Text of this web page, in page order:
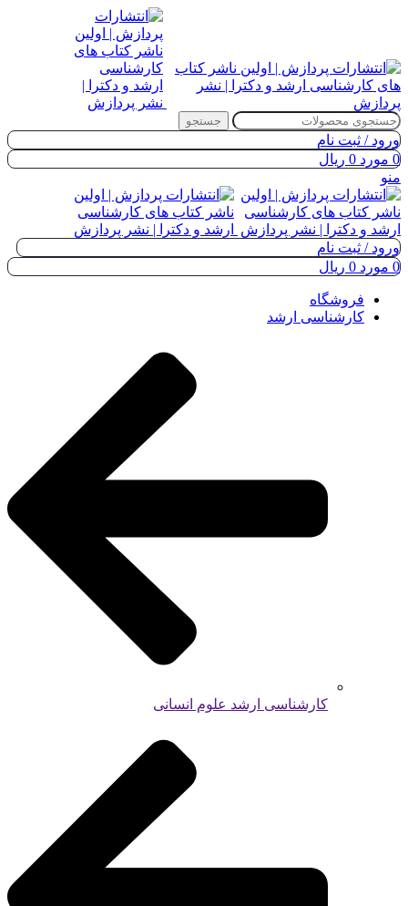
جستجو
ورود / ثبت نام
0 مورد 0 ریال
منو
ورود / ثبت نام
0 مورد 0 ریال
فروشگاه
کارشناسی ارشد
کارشناسی ارشد علوم انسانی